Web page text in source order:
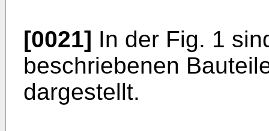
[0021] In der Fig. 1
beschriebenen
dargestellt.